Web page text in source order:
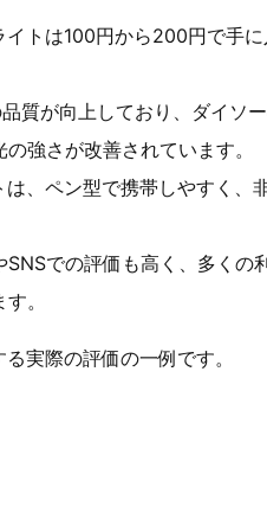
イトは100円から200円で手
質が向上しており、ダイソ
強さが改善されています。
は、ペン型で携帯しやすく、
SNSでの評価も高く、多くの
。
実際の評価の一例です。